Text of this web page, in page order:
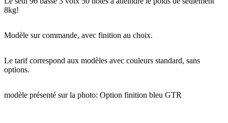
8kg!
Modèle sur commande, avec finition au choix.
Le tarif correspond aux modèles avec couleurs standard, sans
options.
modèle présenté sur la photo: Option finition bleu GTR